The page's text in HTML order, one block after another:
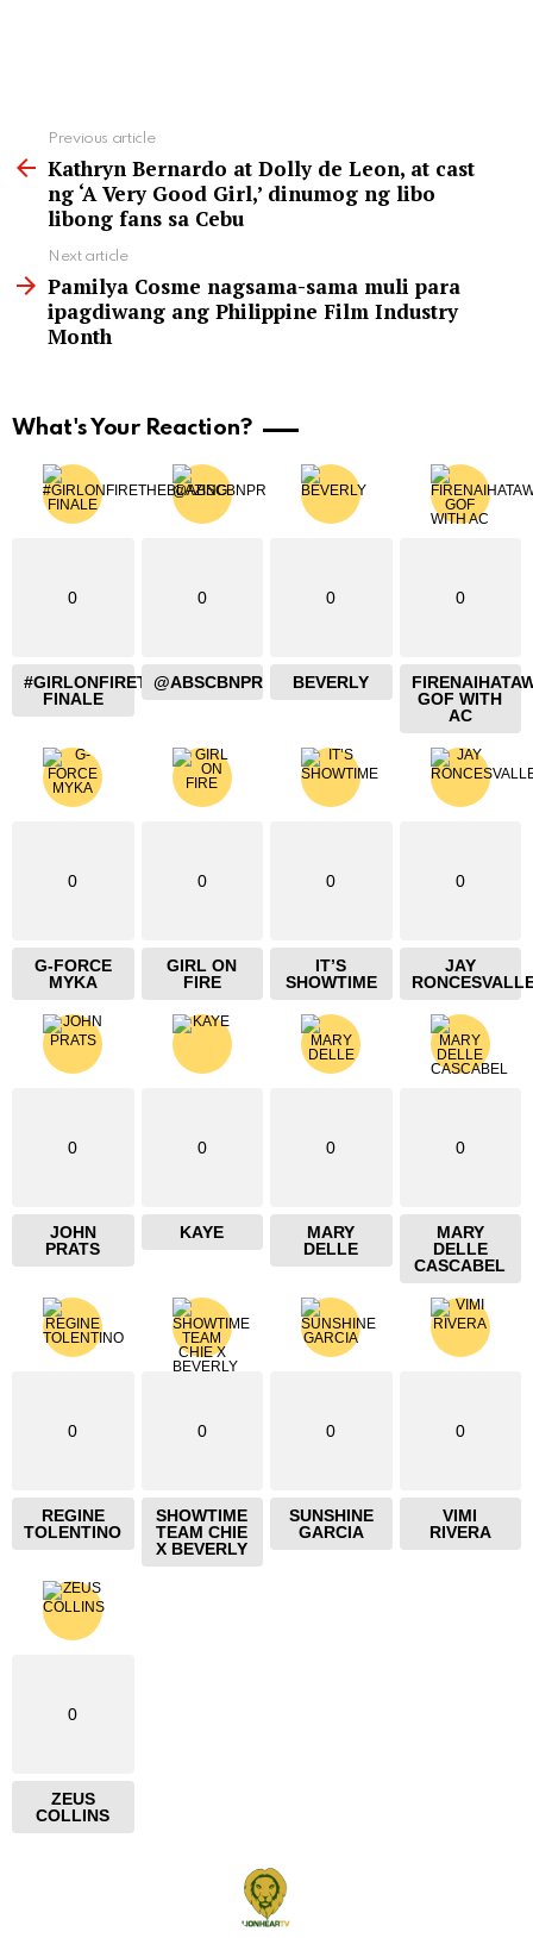
more
Previous article
Kathryn Bernardo at Dolly de Leon, at cast
ng ‘A Very Good Girl,’ dinumog ng libo
libong fans sa Cebu
Next article
Pamilya Cosme nagsama-sama muli para
ipagdiwang ang Philippine Film Industry
Month
What's Your Reaction?
0
#GIRLONFIRETHEBLAZING
FINALE
0
@ABSCBNPR
0
BEVERLY
0
GOF WITH
AC
0
G-FORCE
MYKA
0
GIRL ON
FIRE
0
IT’S
SHOWTIME
0
JAY
0
JOHN
PRATS
0
KAYE
0
MARY
DELLE
0
MARY
DELLE
CASCABEL
0
REGINE
TOLENTINO
0
SHOWTIME
TEAM CHIE
X BEVERLY
0
SUNSHINE
GARCIA
0
VIMI
RIVERA
0
ZEUS
COLLINS